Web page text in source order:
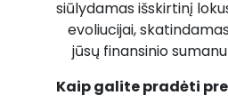
siūlydamas išskirtinį
evoliucijai,
jūsų finansinio
Kaip galite pradėti